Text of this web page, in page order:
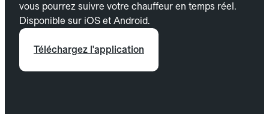
vous pourrez suivre votre chauffeur en temps réel.
Disponible sur iOS et Android.
Téléchargez l'application